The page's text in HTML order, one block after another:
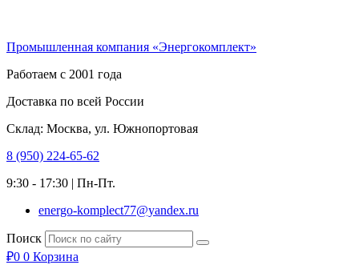
содержимому
Промышленная компания «Энергокомплект»
Работаем с 2001 года
Доставка по всей России
Склад: Москва, ул. Южнопортовая
8 (950) 224-65-62
9:30 - 17:30 | Пн-Пт.
energo-komplect77@yandex.ru
Поиск
₽0 0 Корзина